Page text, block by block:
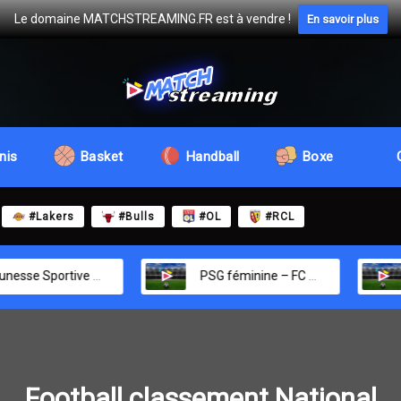
Le domaine MATCHSTREAMING.FR est à vendre ! En savoir plus
Basket Handball Boxe
#Lakers #Bulls #OL #RCL
– Espérance Tunis PSG féminine – FC Nantes féminine PSG